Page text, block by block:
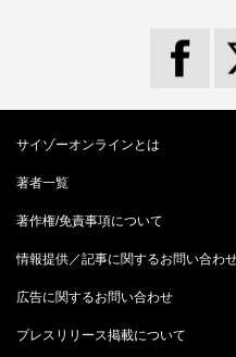
サイゾーオンラインとは
著者一覧
著作権/免責事項について
情報提供／記事に関するお問い合わ
広告に関するお問い合わせ
プレスリリース掲載について